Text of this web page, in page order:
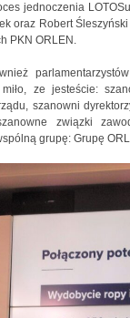
jednoczenia
oraz Robert
PKN ORLEN.
ze jesteście:
szanowni
związki
grupę: Grupę